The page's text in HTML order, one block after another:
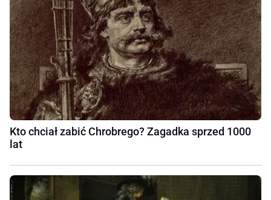
Kto chciał zabić Chrobrego? Zagadka sprzed 1000
lat